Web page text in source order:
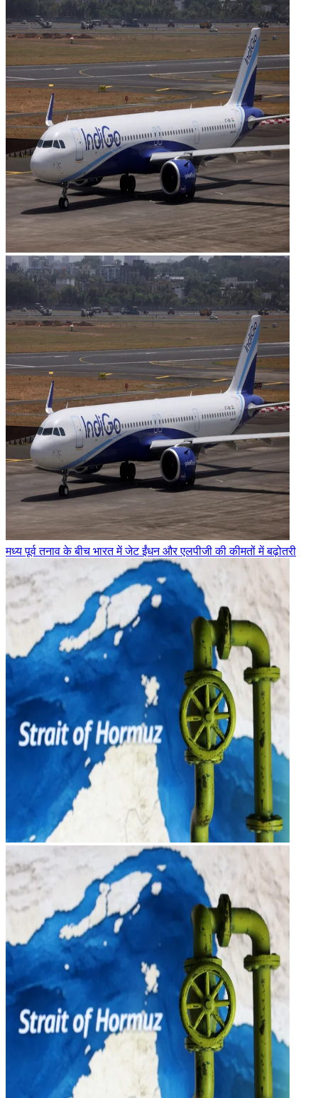
मध्य पूर्व तनाव के बीच भारत में जेट ईंधन और एलपीजी की कीमतों में बढ़ोतरी